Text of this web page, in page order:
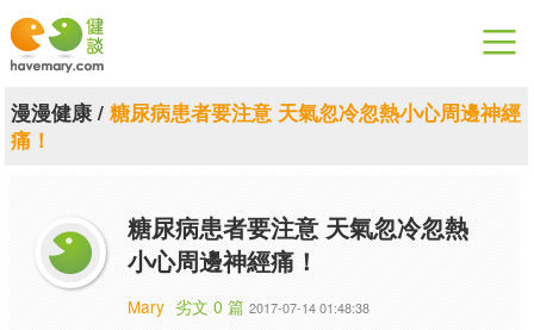
漫漫健康
關於健談
聯絡我們
漫漫健康/ 糖尿病患者要注意 天氣忽冷忽熱小心周邊神經
痛！
糖尿病患者要注意 天氣忽冷忽熱
小心周邊神經痛！
Mary 劣文 0 篇 2017-07-14 01:48:38